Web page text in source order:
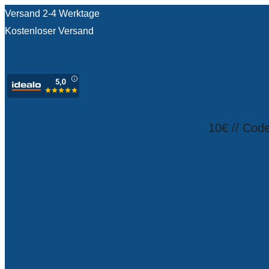
Versand 2-4 Werktage
Kostenloser Versand
10€ //